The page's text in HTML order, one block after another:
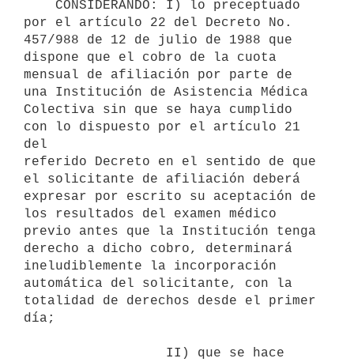
por el artículo 22 del Decreto No.
457/988 de 12 de julio de 1988 que
dispone que el cobro de la cuota
mensual de afiliación por parte de
una Institución de Asistencia Médica
Colectiva sin que se haya cumplido
con lo dispuesto por el artículo 21
del
referido Decreto en el sentido de que
el solicitante de afiliación deberá
expresar por escrito su aceptación de
los resultados del examen médico
previo antes que la Institución tenga
derecho a dicho cobro, determinará
ineludiblemente la incorporación
automática del solicitante, con la
totalidad de derechos desde el primer
día;